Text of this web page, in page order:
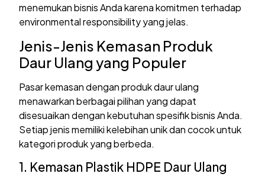
menemukan bisnis Anda karena komitmen terhadap
environmental responsibility yang jelas.
Jenis-Jenis Kemasan Produk
Daur Ulang yang Populer
Pasar kemasan dengan produk daur ulang
menawarkan berbagai pilihan yang dapat
disesuaikan dengan kebutuhan spesifik bisnis Anda.
Setiap jenis memiliki kelebihan unik dan cocok untuk
kategori produk yang berbeda.
1. Kemasan Plastik HDPE Daur Ulang